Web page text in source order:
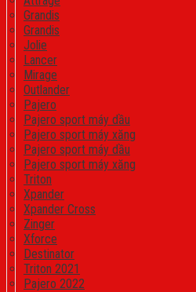
Grandis
Grandis
Jolie
Lancer
Mirage
Outlander
Pajero
Pajero sport máy dầu
Pajero sport máy xăng
Pajero sport máy dầu
Pajero sport máy xăng
Triton
Xpander
Xpander Cross
Zinger
Xforce
Destinator
Triton 2021
Pajero 2022